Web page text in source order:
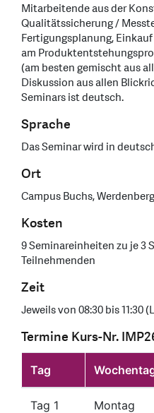
Mitarbeitende aus der
Qualitätssicherung /
Fertigungsplanung,
am
(am besten gemischt aus
Diskussion aus allen
Seminars ist deutsch.
Sprache
Das Seminar wird in
Ort
Campus Buchs,
Kosten
9 Seminareinheiten zu je 3
Teilnehmenden
Zeit
Jeweils von 08:30 bis 11:30
Termine Kurs-Nr.
Tag
Tag 1 Montag